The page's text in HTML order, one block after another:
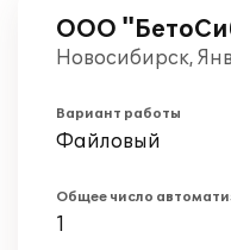
ООО
Новосибирск,
Вариант работы
Файловый
Общее число
1